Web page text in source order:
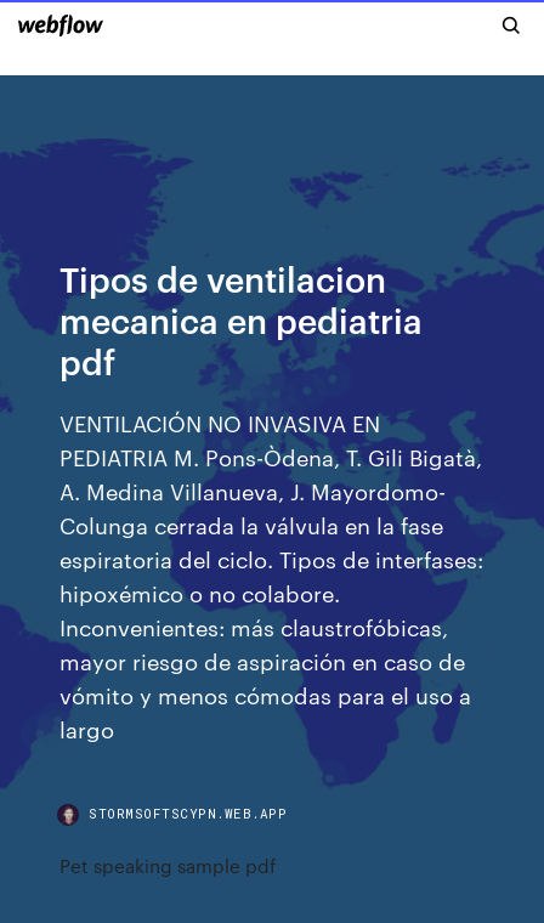
Tipos de ventilacion
mecanica en pediatria
pdf
VENTILACIÓN NO INVASIVA EN
PEDIATRIA M. Pons-Òdena, T. Gili Bigatà,
A. Medina Villanueva, J. Mayordomo-
Colunga cerrada la válvula en la fase
espiratoria del ciclo. Tipos de interfases:
hipoxémico o no colabore.
Inconvenientes: más claustrofóbicas,
mayor riesgo de aspiración en caso de
vómito y menos cómodas para el uso a
largo
STORMSOFTSCYPN.WEB.APP
Pet speaking sample pdf